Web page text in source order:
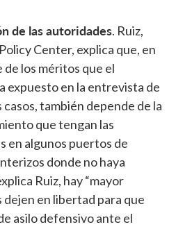
de las autoridades. Ruiz,
Center, explica que, en
los méritos que el
expuesto en la entrevista de
también depende de la
que tengan las
en algunos puertos de
donde no haya
Ruiz, hay “mayor
en libertad para que
asilo defensivo ante el